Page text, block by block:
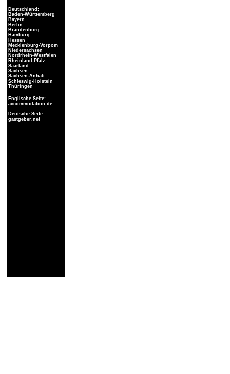
Deutschland:
Baden-Württemberg
Bayern
Berlin
Brandenburg
Hamburg
Hessen
Mecklenburg-Vorpom
Niedersachsen
Nordrhein-Westfalen
Rheinland-Pfalz
Saarland
Sachsen
Sachsen-Anhalt
Schleswig-Holstein
Thüringen
Englische Seite:
accommodation.de
Deutsche Seite:
gastgeber.net